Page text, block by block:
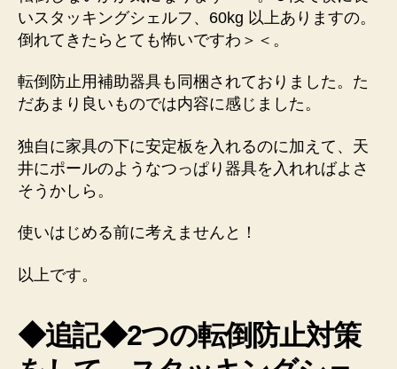
いスタッキングシェルフ、60kg 以上ありますの。
倒れてきたらとても怖いですわ＞＜。
転倒防止用補助器具も同梱されておりました。た
だあまり良いものでは内容に感じました。
独自に家具の下に安定板を入れるのに加えて、天
井にポールのようなつっぱり器具を入れればよさ
そうかしら。
使いはじめる前に考えませんと！
以上です。
◆追記◆2つの転倒防止対策